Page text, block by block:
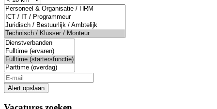
Alert opslaan